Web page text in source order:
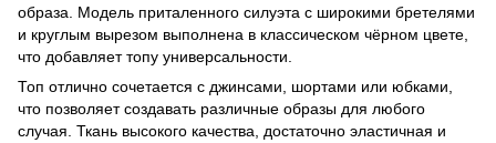
образа. Модель приталенного силуэта с широкими бретелями
и круглым вырезом выполнена в классическом чёрном цвете,
что добавляет топу универсальности.
Топ отлично сочетается с джинсами, шортами или юбками,
что позволяет создавать различные образы для любого
случая. Ткань высокого качества, достаточно эластичная и